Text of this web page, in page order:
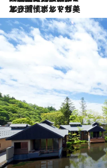
2026.7.13
エッセイ・ヤマザキマリ「慎ましくも美しき国 ポルトガル」